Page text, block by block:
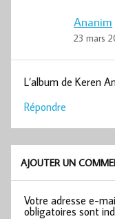
Ananim
23 mars
L’album de Keren
Répondre
AJOUTER UN
Votre adresse e-
obligatoires sont